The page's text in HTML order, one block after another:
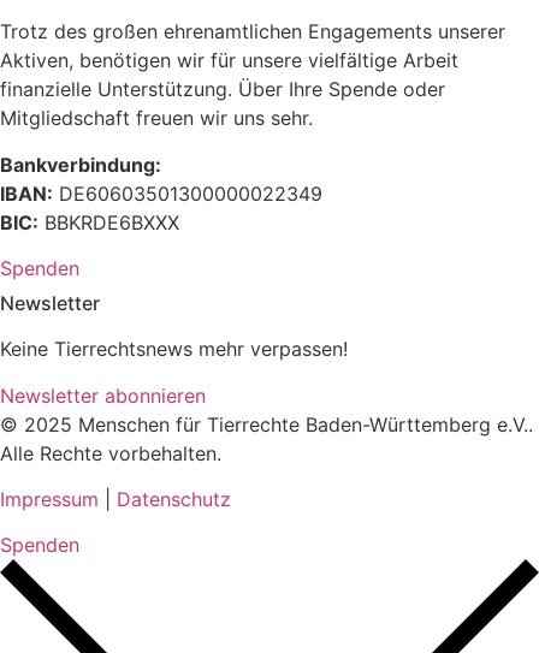
Trotz des großen ehrenamtlichen Engagements unserer
Aktiven, benötigen wir für unsere vielfältige Arbeit
finanzielle Unterstützung. Über Ihre Spende oder
Mitgliedschaft freuen wir uns sehr.
Bankverbindung:
IBAN: DE60603501300000022349
BIC: BBKRDE6BXXX
Spenden
Newsletter
Keine Tierrechtsnews mehr verpassen!
Newsletter abonnieren
© 2025 Menschen für Tierrechte Baden-Württemberg e.V..
Alle Rechte vorbehalten.
Impressum
Datenschutz
Spenden